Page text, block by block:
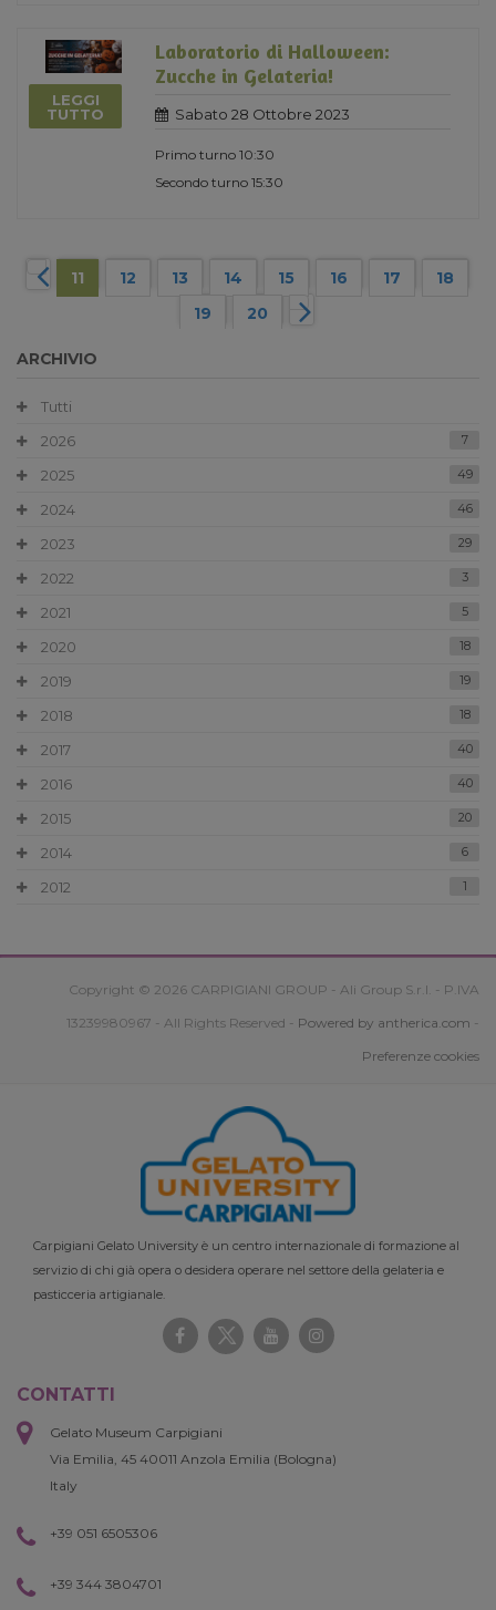
LEGGI
TUTTO
Laboratorio di Halloween:
Zucche in Gelateria!
Sabato 28 Ottobre 2023
Primo turno 10:30
Secondo turno 15:30
11 12 13 14 15 16 17
18
19
20
ARCHIVIO
Tutti
2026
7
2025 49
2024 46
2023 29
2022 3
2021 5
2020 18
2019 19
2018 18
2017 40
2016 40
2015 20
2014 6
2012 1
Copyright © 2026 CARPIGIANI GROUP - Ali Group S.r.l. - P.IVA
13239980967 - All Rights Reserved - Powered by antherica.com -
Preferenze cookies
Carpigiani Gelato University è un centro internazionale di formazione al
servizio di chi già opera o desidera operare nel settore della gelateria e
pasticceria artigianale.
CONTATTI
Gelato Museum Carpigiani
Via Emilia, 45 40011 Anzola Emilia (Bologna)
Italy
+39 051 6505306
+39 344 3804701